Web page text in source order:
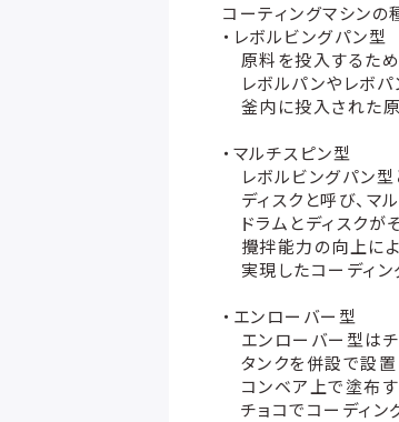
コーティングマシンの
・レボルビングパン型
原料を投入するため
レボルパンやレボパ
釜内に投入された原
・マルチスピン型
レボルビングパン型
ディスクと呼び、マ
ドラムとディスクが
攪拌能力の向上に
実現したコーディン
・エンローバー型
エンローバー型はチ
タンクを併設で設置
コンベア上で塗布す
チョコでコーディン